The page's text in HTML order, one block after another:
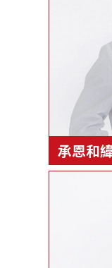
承恩和